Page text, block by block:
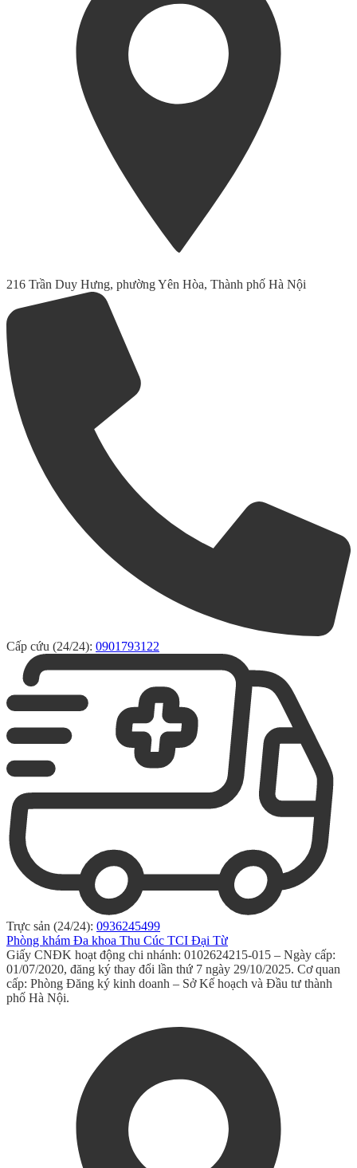
216 Trần Duy Hưng, phường Yên Hòa, Thành phố Hà Nội
Cấp cứu (24/24): 0901793122
Trực sản (24/24): 0936245499
Phòng khám Đa khoa Thu Cúc TCI Đại Từ
Giấy CNĐK hoạt động chi nhánh: 0102624215-015 – Ngày cấp:
01/07/2020, đăng ký thay đổi lần thứ 7 ngày 29/10/2025. Cơ quan
cấp: Phòng Đăng ký kinh doanh – Sở Kế hoạch và Đầu tư thành
phố Hà Nội.